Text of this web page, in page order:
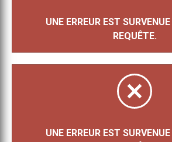
UNE ERREUR EST
REQUÊTE.
UNE ERREUR EST